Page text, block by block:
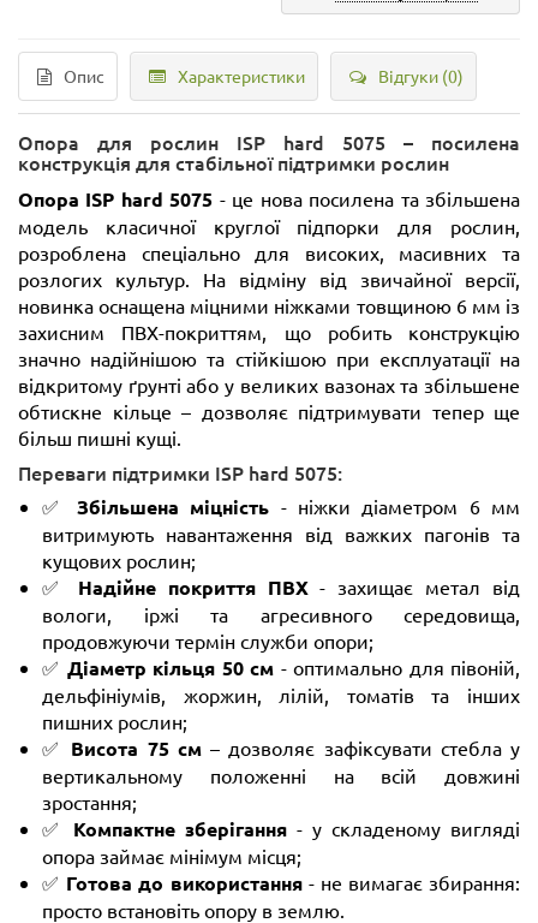
Опис Характеристики Відгуки (0)
Опора для рослин ISP hard 5075 – посилена
конструкція для стабільної підтримки рослин
Опора ISP hard 5075 - це нова посилена та збільшена
модель класичної круглої підпорки для рослин,
розроблена спеціально для високих, масивних та
розлогих культур. На відміну від звичайної версії,
новинка оснащена міцними ніжками товщиною 6 мм із
захисним ПВХ-покриттям, що робить конструкцію
значно надійнішою та стійкішою при експлуатації на
відкритому ґрунті або у великих вазонах та збільшене
обтискне кільце – дозволяє підтримувати тепер ще
більш пишні кущі.
Переваги підтримки ISP hard 5075:
✅ Збільшена міцність - ніжки діаметром 6 мм
витримують навантаження від важких пагонів та
кущових рослин;
✅ Надійне покриття ПВХ- захищає метал від
вологи, іржі та агресивного середовища,
продовжуючи термін служби опори;
✅ Діаметр кільця 50 см - оптимально для півоній,
дельфініумів, жоржин, лілій, томатів та інших
пишних рослин;
✅ Висота 75 см – дозволяє зафіксувати стебла у
вертикальному положенні на всій довжині
зростання;
✅ Компактне зберігання - у складеному вигляді
опора займає мінімум місця;
✅ Готова до використання- не вимагає збирання:
просто встановіть опору в землю.